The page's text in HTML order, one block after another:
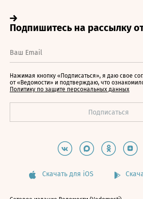
Нажимая кнопку «Подписаться», я даю свое
от «Ведомости» и подтверждаю, что
Политику по защите персональных данных
Скачать для iOS